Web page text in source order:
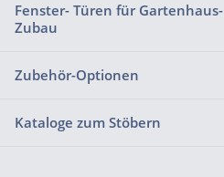
Fenster- Türen für Gartenhaus-
Zubau
Zubehör-Optionen
Kataloge zum Stöbern